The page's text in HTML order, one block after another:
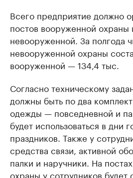
Всего предприятие должно
постов вооруженной
невооруженной. За полгода
невооруженной охраны
вооруженной — 134,4 тыс.
Согласно техническому
должны быть по два
одежды — повседневной и
будет использоваться в дни
праздников. Также у
средства связи, активной
палки и наручники. На
охраны у сотрудников